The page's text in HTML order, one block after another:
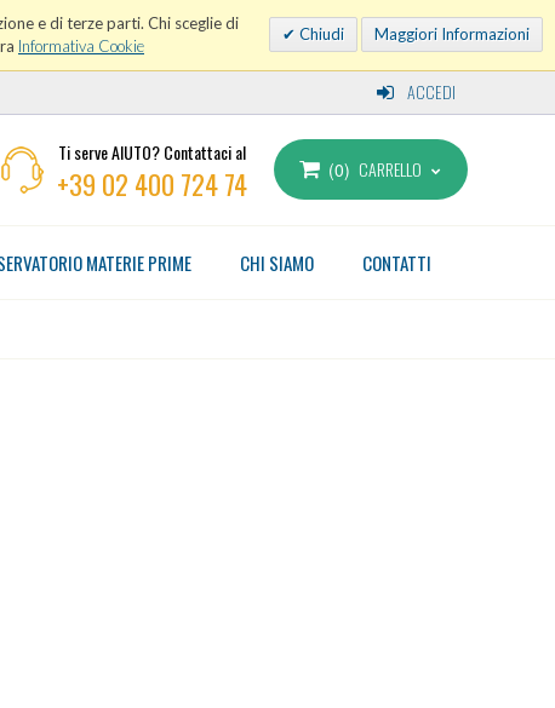
e di terze parti. Chi sceglie di
Informativa Cookie
Chiudi Maggiori Informazioni
ACCEDI
Ti serve AIUTO? Contattaci al
+39 02 400 724 74 0 CARRELLO
CONTATTI
CHI SIAMO
MATERIE PRIME